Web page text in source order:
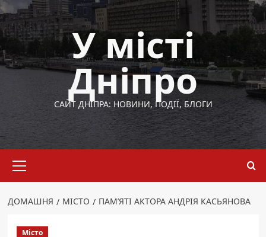
Перейти
до
вмісту
У місті
Дніпро
САЙТ ДНІПРА: НОВИНИ, ПОДІЇ, БЛОГИ
меню
ДОМАШНЯ МІСТО ПАМ’ЯТІ АКТОРА АНДРІЯ КАСЬЯНОВА
Місто